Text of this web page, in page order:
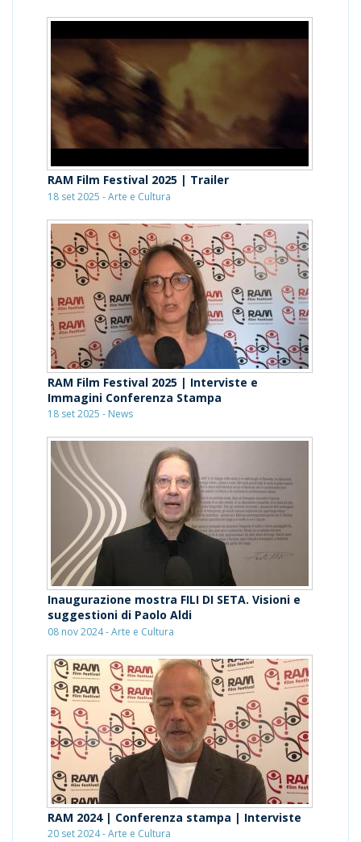
RAM Film Festival 2025 | Trailer
18 set 2025 - Arte e Cultura
RAM Film Festival 2025 | Interviste e
Immagini Conferenza Stampa
18 set 2025 - News
Inaugurazione mostra FILI DI SETA. Visioni e
suggestioni di Paolo Aldi
08 nov 2024 - Arte e Cultura
RAM 2024 | Conferenza stampa | Interviste
20 set 2024 - Arte e Cultura